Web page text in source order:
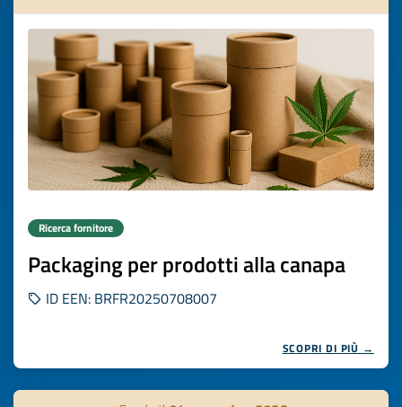
Ricerca fornitore
Packaging per prodotti alla canapa
ID EEN: BRFR20250708007
SCOPRI DI PIÙ →